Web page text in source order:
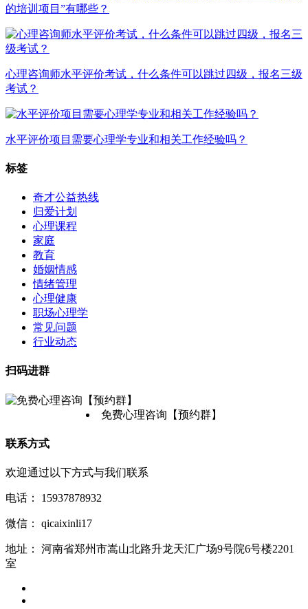
的培训项目”有哪些？
心理咨询师水平评价考试，什么条件可以跳过四级，报名三级
考试？
水平评价项目需要心理学专业和相关工作经验吗？
标签
奇才公益热线
归爱计划
心理课程
家庭
教育
婚姻情感
情绪管理
心理健康
职场心理学
常见问题
行业动态
扫码进群
免费心理咨询【预约群】
联系方式
欢迎通过以下方式与我们联系
电话： 15937878932
微信： qicaixinli17
地址：
河南省郑州市嵩山北路升龙天汇广场9号院6号楼2201
室